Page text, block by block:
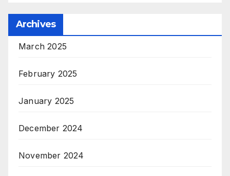
Archives
March 2025
February 2025
January 2025
December 2024
November 2024